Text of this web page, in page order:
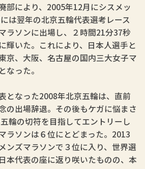
部により、2005年12月にシスメッ
は翌年の北京五輪代表選考レース
ラソンに出場し、２時間21分37秒
輝いた。これにより、日本人選手と
京、大阪、名古屋の国内三大女子マ
なった。
となった2008年北京五輪は、直前
の出場辞退。その後もケガに悩まさ
輪の切符を目指してエントリーし
ラソンは６位にとどまった。2013
ンズマラソンで３位に入り、世界選
本代表の座に返り咲いたものの、本